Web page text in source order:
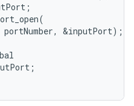
portNumber, &inputPort);